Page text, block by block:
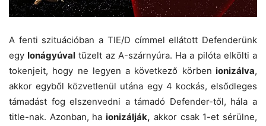
A fenti szituációban a TIE/D címmel ellátott Defenderünk
egy Ionágyúval tüzelt az A-szárnyúra. Ha a pilóta elkölti a
tokenjeit, hogy ne legyen a következő körben ionizálva,
akkor egyből közvetlenül utána egy 4 kockás, elsődleges
támadást fog elszenvedni a támadó Defender-től, hála a
title-nak. Azonban, haionizálják, akkor csak 1-et sérülne,